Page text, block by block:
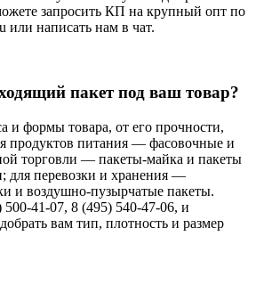
запросить КП на крупный опт по
или написать нам в чат.
пакет под ваш товар?
и формы товара, от его прочности,
продуктов питания — фасовочные и
торговли — пакеты-майка и пакеты
для перевозки и хранения —
и воздушно-пузырчатые пакеты.
41-07, 8 (495) 540-47-06, и
вам тип, плотность и размер